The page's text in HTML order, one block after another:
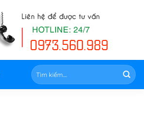
Tìm
kiếm: